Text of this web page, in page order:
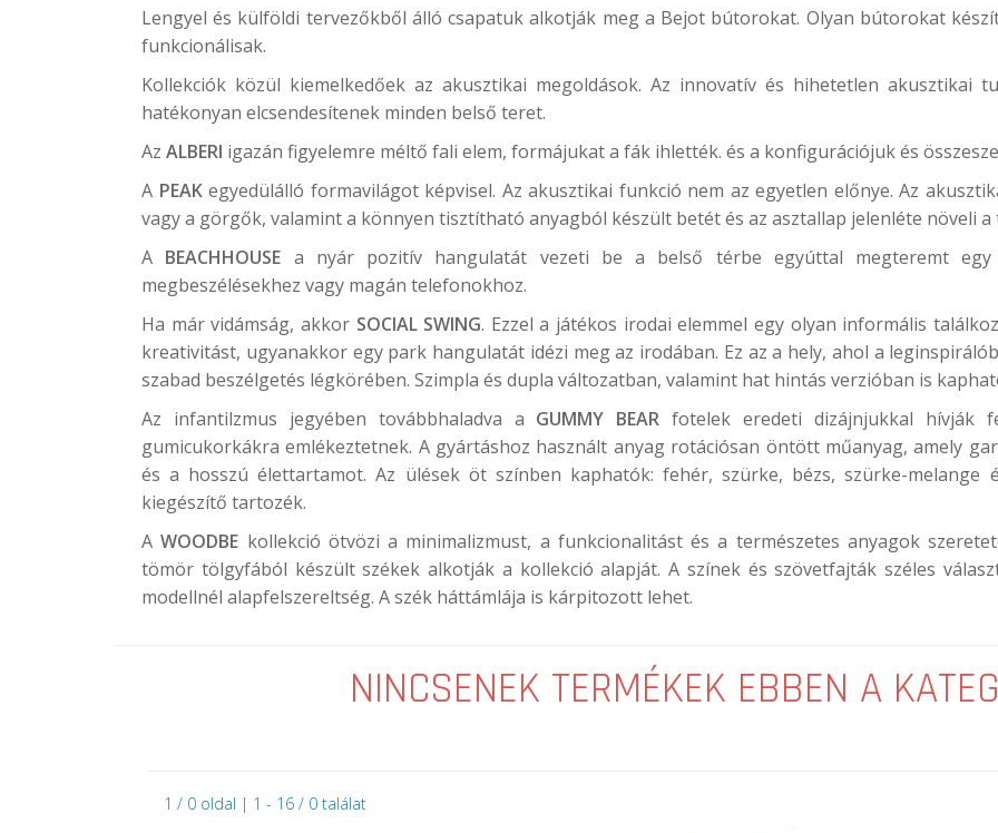
Lengyel és külföldi tervezőkből álló csapatuk alkotják meg a Bejot bútorokat. Olyan bútorokat
funkcionálisak.
Kollekciók közül kiemelkedőek az akusztikai megoldások. Az innovatív és hihetetlen akusztikai
hatékonyan elcsendesítenek minden belső teret.
Az ALBERI igazán figyelemre méltő fali elem, formájukat a fák ihlették. és a konfigurációjuk és
A PEAKegyedülálló formavilágot képvisel. Az akusztikai funkció nem az egyetlen előnye. Az
vagy a görgők, valamint a könnyen tisztítható anyagból készült betét és az asztallap jelenléte növeli
A BEACHHOUSE a nyár pozitív hangulatát vezeti be a belső térbe egyúttal megteremt
megbeszélésekhez vagy magán telefonokhoz.
Ha már vidámság, akkor SOCIAL SWING. Ezzel a játékos irodai elemmel egy olyan informális
kreativitást, ugyanakkor egy park hangulatát idézi meg az irodában. Ez az a hely, ahol a
szabad beszélgetés légkörében. Szimpla és dupla változatban, valamint hat hintás verzióban is
Az infantilzmus jegyében továbbhaladva a GUMMY BEAR fotelek eredeti dizájnjukkal hívják
gumicukorkákra emlékeztetnek. A gyártáshoz használt anyag rotációsan öntött műanyag, amely
és a hosszú élettartamot. Az ülések öt színben kaphatók: fehér, szürke, bézs, szürke-melange
kiegészítő tartozék.
AWOODBE kollekció ötvözi a minimalizmust, a funkcionalitást és a természetes anyagok
tömör tölgyfából készült székek alkotják a kollekció alapját. A színek és szövetfajták széles
modellnél alapfelszereltség. A szék háttámlája is kárpitozott lehet.
NINCSENEK TERMÉKEK EBBEN A
1 / 0 oldal | 1 - 16 / 0 találat